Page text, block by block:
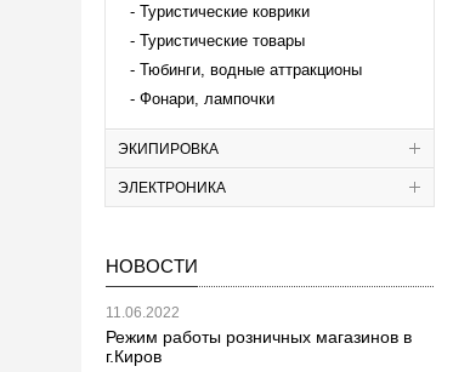
Туристические коврики
Туристические товары
Тюбинги, водные аттракционы
Фонари, лампочки
ЭКИПИРОВКА
ЭЛЕКТРОНИКА
НОВОСТИ
11.06.2022
Режим работы розничных магазинов в
г.Киров